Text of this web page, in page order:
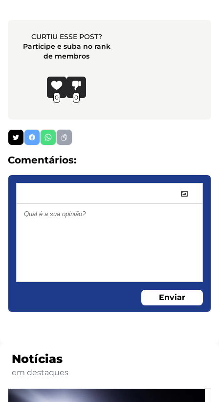
CURTIU ESSE POST?
Participe e suba no rank
de membros
0 0
Comentários:
Enviar
Notícias
em destaques